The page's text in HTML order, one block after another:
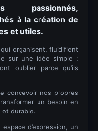
passionnés,
à la création de
et utiles.
organisent, fluidifient
sur une idée simple :
oublier parce qu’ils
concevoir nos propres
un besoin en
et durable.
d’expression, un